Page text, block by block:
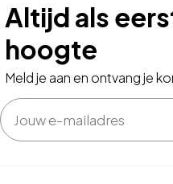
Altijd als
hoogte
Meld je aan en ontvang je
Email